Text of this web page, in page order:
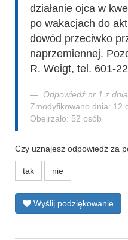
działanie ojca w
po wakacjach do
dowód przeciwko
naprzemiennej.
R. Weigt, tel. 601-
Odpowiedź nr 1 z
Zmodyfikowano dnia: 12
Obejrzało: 52 osób
Czy uznajesz odpowiedź za
tak nie
Wyślij podziękowanie